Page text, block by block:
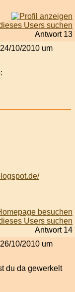
Antwort 13
10/2010 um
Antwort 14
10/2010 um
du da gewerkelt